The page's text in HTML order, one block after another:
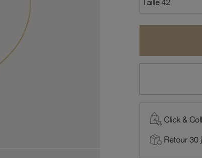
Click &
Retour 30